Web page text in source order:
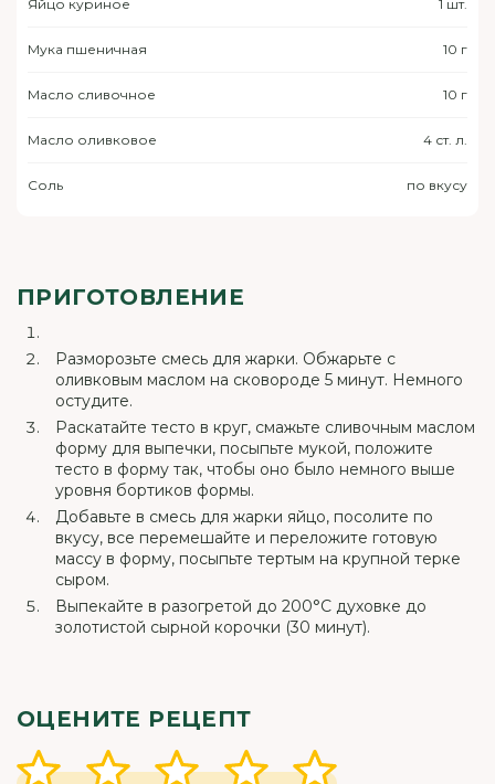
Яйцо куриное 1 шт.
Мука пшеничная 10 г
Масло сливочное 10 г
Масло оливковое 4 ст. л.
Соль по вкусу
ПРИГОТОВЛЕНИЕ
Разморозьте смесь для жарки. Обжарьте с
оливковым маслом на сковороде 5 минут. Немного
остудите.
Раскатайте тесто в круг, смажьте сливочным маслом
форму для выпечки, посыпьте мукой, положите
тесто в форму так, чтобы оно было немного выше
уровня бортиков формы.
Добавьте в смесь для жарки яйцо, посолите по
вкусу, все перемешайте и переложите готовую
массу в форму, посыпьте тертым на крупной терке
сыром.
Выпекайте в разогретой до 200°С духовке до
золотистой сырной корочки (30 минут).
ОЦЕНИТЕ РЕЦЕПТ